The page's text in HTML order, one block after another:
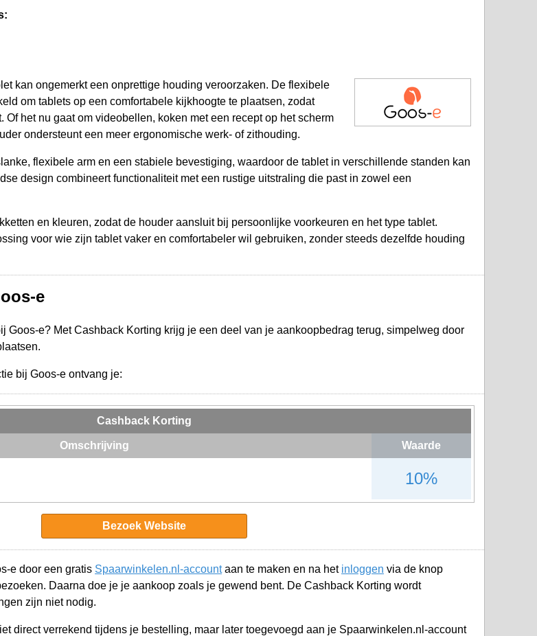
kan ongemerkt een onprettige houding veroorzaken. De flexibele
om tablets op een comfortabele kijkhoogte te plaatsen, zodat
het nu gaat om videobellen, koken met een recept op het scherm
ondersteunt een meer ergonomische werk- of zithouding.
flexibele arm en een stabiele bevestiging, waardoor de tablet in verschillende standen kan
design combineert functionaliteit met een rustige uitstraling die past in zowel een
en kleuren, zodat de houder aansluit bij persoonlijke voorkeuren en het type tablet.
voor wie zijn tablet vaker en comfortabeler wil gebruiken, zonder steeds dezelfde houding
e
Goos-e? Met Cashback Korting krijg je een deel van je aankoopbedrag terug, simpelweg door
bij Goos-e ontvang je:
Cashback Korting
Omschrijving Waarde
10%
Bezoek Website
e door een gratis Spaarwinkelen.nl-accountaan te maken en na het inloggen via de knop
Daarna doe je je aankoop zoals je gewend bent. De Cashback Korting wordt
zijn niet nodig.
direct verrekend tijdens je bestelling, maar later toegevoegd aan je Spaarwinkelen.nl-account